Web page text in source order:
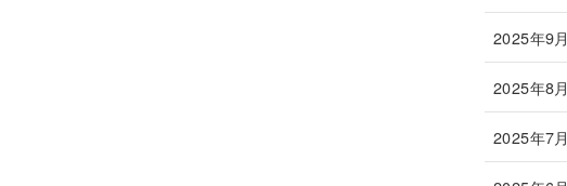
2025年9月
2025年8月
2025年7月